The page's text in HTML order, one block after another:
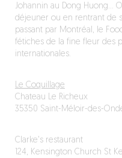
Johannin au Dong Huong…
déjeuner ou en rentrant de
passant par Montréal, le
fétiches de la fine fleur des
internationales.
Le Coquillage
Chateau Le Richeux
35350 Saint-Méloir-des-
Clarke's restaurant
124, Kensington Church St